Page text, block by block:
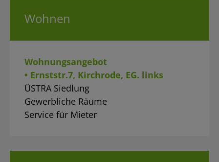
Wohnen
Wohnungsangebot
• Ernststr.7, Kirchrode, EG. links
ÜSTRA Siedlung
Gewerbliche Räume
Service für Mieter